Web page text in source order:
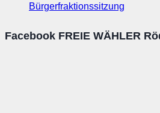
Bürgerfraktionssitzung
Facebook FREIE WÄHLER